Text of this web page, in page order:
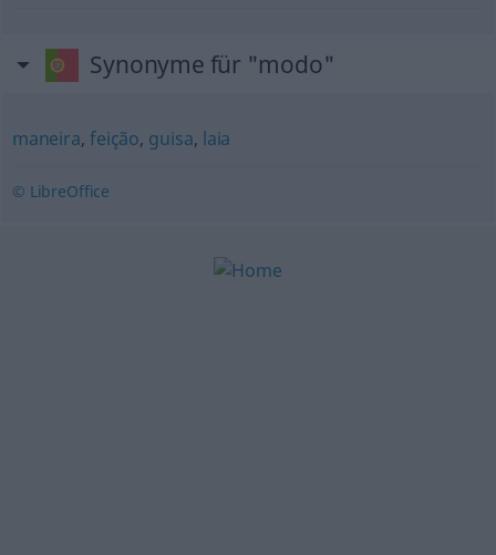
Synonyme für "modo"
maneira,feição, guisa, laia
© LibreOffice